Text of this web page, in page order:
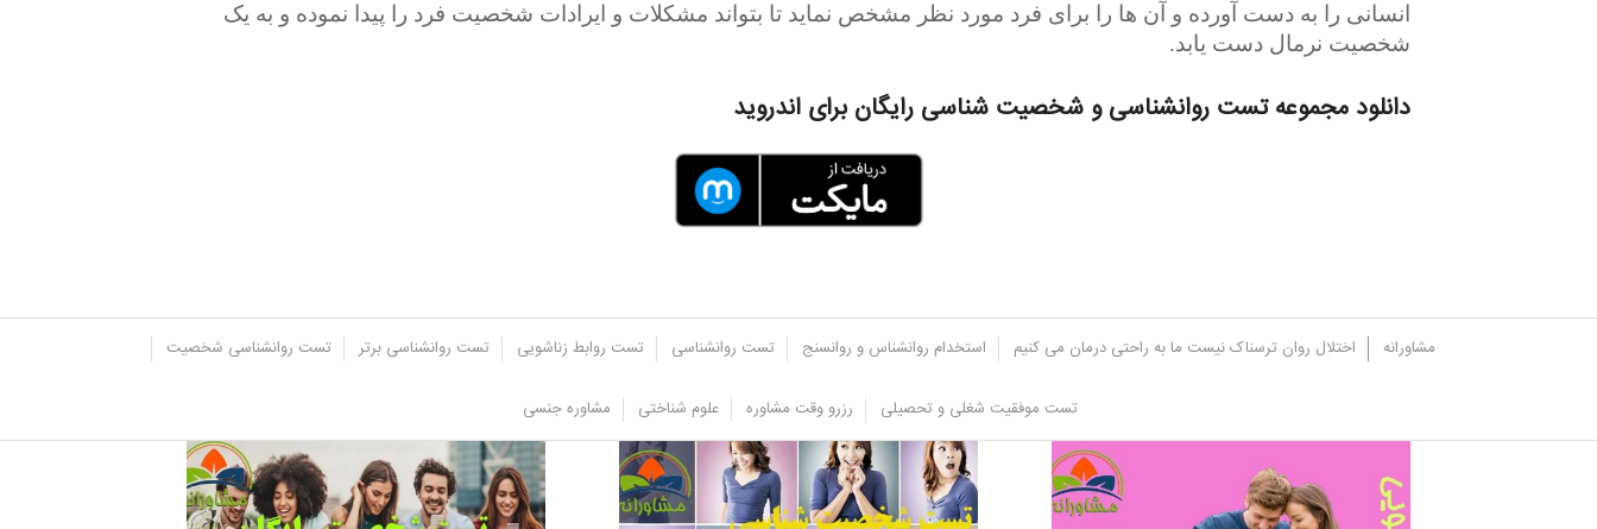
انسانی را به دست آورده و آن ها را برای فرد مورد نظر مشخص نماید تا بتواند مشکلات و ایرادات شخصیت فرد را پیدا نموده و به یک
شخصیت نرمال دست یابد.
دانلود مجموعه تست روانشناسی و شخصیت شناسی رایگان برای اندروید
مشاورانه اختلال روان ترسناک نیست ما به راحتی درمان می کنیم استخدام روانشناس و روانسنج تست روانشناسی تست روابط زناشویی تست روانشناسی برتر تست روانشناسی شخصیت
تست موفقیت شغلی و تحصیلی رزرو وقت مشاوره علوم شناختی مشاوره جنسی